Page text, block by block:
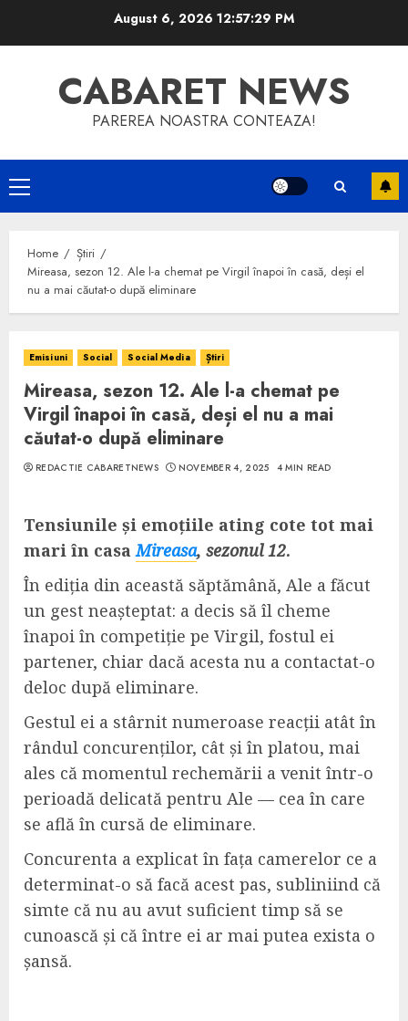
August 6, 2026 12:57:30 PM
CABARET NEWS
PAREREA NOASTRA CONTEAZA!
Primary
Menu
Home
Știri
Mireasa, sezon 12. Ale l-a chemat pe Virgil înapoi în casă, deși el
nu a mai căutat-o după eliminare
Emisiuni Social Social Media Știri
Mireasa, sezon 12. Ale l-a chemat pe
Virgil înapoi în casă, deși el nu a mai
căutat-o după eliminare
REDACTIE CABARETNEWS NOVEMBER 4, 2025 4 MIN READ
Tensiunile și emoțiile ating cote tot mai
mari în casaMireasa, sezonul 12.
În ediția din această săptămână, Ale a făcut
un gest neașteptat: a decis să îl cheme
înapoi în competiție pe Virgil, fostul ei
partener, chiar dacă acesta nu a contactat-o
deloc după eliminare.
Gestul ei a stârnit numeroase reacții atât în
rândul concurenților, cât și în platou, mai
ales că momentul rechemării a venit într-o
perioadă delicată pentru Ale — cea în care
se află în cursă de eliminare.
Concurenta a explicat în fața camerelor ce a
determinat-o să facă acest pas, subliniind că
simte că nu au avut suficient timp să se
cunoască și că între ei ar mai putea exista o
șansă.